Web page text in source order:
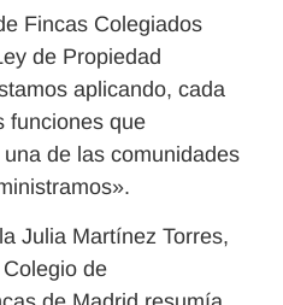
Fincas Colegiados
de Propiedad
aplicando, cada
funciones que
de las comunidades
Julia Martínez Torres,
de